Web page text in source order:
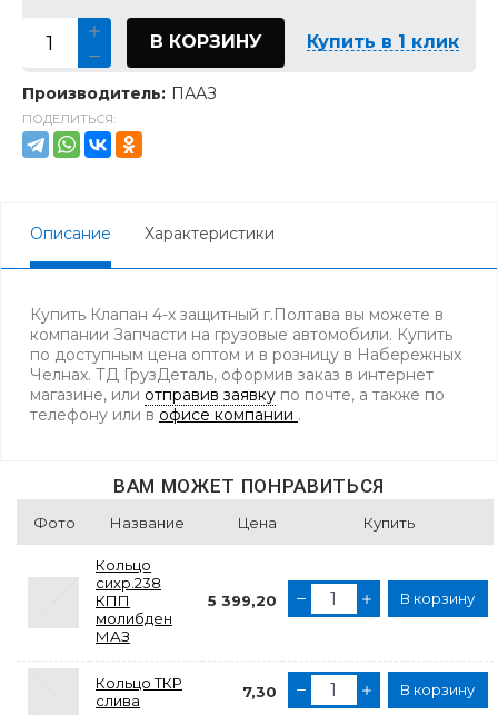
В КОРЗИНУ Купить в 1 клик
Производитель: ПААЗ
ПОДЕЛИТЬСЯ:
Описание Характеристики
Купить Клапан 4-х защитный г.Полтава вы можете в
компании Запчасти на грузовые автомобили. Купить
по доступным цена оптом и в розницу в Набережных
Челнах. ТД ГрузДеталь, оформив заказ в интернет
магазине, или отправив заявку по почте, а также по
телефону или в офисе компании .
ВАМ МОЖЕТ ПОНРАВИТЬСЯ
Фото Название Цена Купить
Кольцо
сихр.238
КПП
молибден
МАЗ
5 399,20 В корзину
Кольцо ТКР
слива
7,30 В корзину